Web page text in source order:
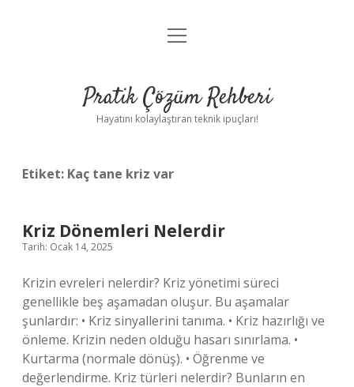
Anasayfa
Yasal Uyarı
menüyü
Pratik Çözüm Rehberi
Hayatını kolaylaştıran teknik ipuçları!
Etiket: Kaç tane kriz var
Kriz Dönemleri Nelerdir
Tarih: Ocak 14, 2025
Krizin evreleri nelerdir? Kriz yönetimi süreci
genellikle beş aşamadan oluşur. Bu aşamalar
şunlardır: • Kriz sinyallerini tanıma. • Kriz hazırlığı ve
önleme. Krizin neden olduğu hasarı sınırlama. •
Kurtarma (normale dönüş). • Öğrenme ve
değerlendirme. Kriz türleri nelerdir? Bunların en